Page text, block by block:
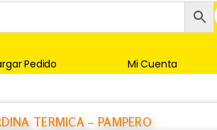
Pedido Mi Cuenta
TERMICA – PAMPERO